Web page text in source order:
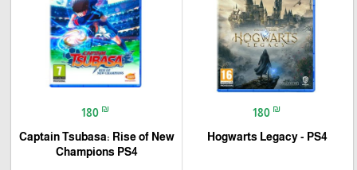
180 ₪
Hogwarts Legacy - PS4
180 ₪
Captain Tsubasa: Rise of New
Champions PS4